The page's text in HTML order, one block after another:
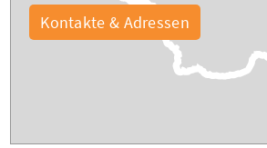
Kontakte & Adressen